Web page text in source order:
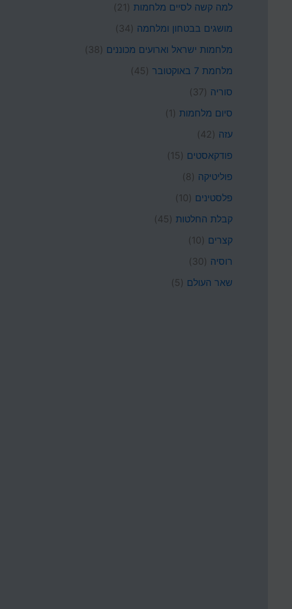
למה קשה לסיים מלחמות (21)
מושגים בבטחון ומלחמה (34)
מלחמות ישראל וארועים מכוננים (38)
מלחמת 7 באוקטובר
(45)
סוריה (37)
סיום מלחמות (1)
עזה (42)
פודקאסטים (15)
פוליטיקה (8)
פלסטינים (10)
קבלת החלטות (45)
קצרים (10)
רוסיה (30)
שאר העולם (5)